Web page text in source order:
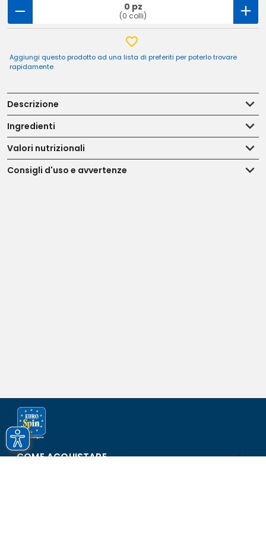
0 pz
(0 colli)
Aggiungi questo prodotto ad una lista di preferiti per poterlo trovare
rapidamente
Descrizione
Ingredienti
Valori nutrizionali
Consigli d'uso e avvertenze
COME ACQUISTARE